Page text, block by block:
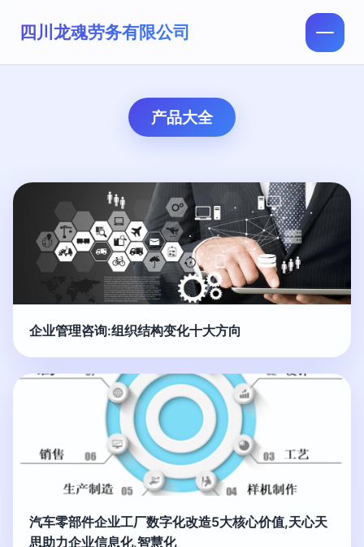
四川龙魂劳务有限公司
产品大全
企业管理咨询:组织结构变化十大方向
汽车零部件企业工厂数字化改造5大核心价值,天心天
思助力企业信息化,智慧化